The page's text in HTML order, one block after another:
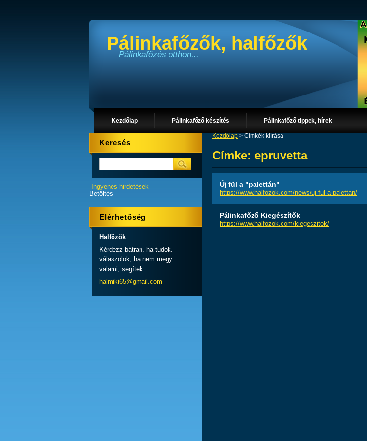
Pálinkafőzők, halfőzők
Pálinkafőzés otthon...
Kezdőlap Pálinkafőző készítés Pálinkafőző tippek, hírek
Kezdőlap > Címkék kiírása
Címke: epruvetta
Új fül a "palettán"
https://www.halfozok.com/news/uj-ful-a-palettan/
Pálinkafőző Kiegészítők
https://www.halfozok.com/kiegeszitok/
Keresés
Ingyenes hirdetések
Betöltés
Elérhetőség
Halfőzők
Kérdezz bátran, ha tudok,
válaszolok, ha nem megy
valami, segítek.
halmiki65@gmail.com